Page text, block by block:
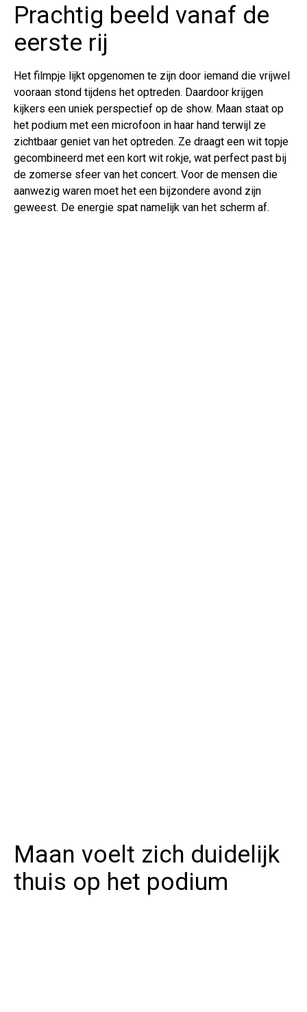
Prachtig beeld vanaf de
eerste rij
Het filmpje lijkt opgenomen te zijn door iemand die vrijwel
vooraan stond tijdens het optreden. Daardoor krijgen
kijkers een uniek perspectief op de show. Maan staat op
het podium met een microfoon in haar hand terwijl ze
zichtbaar geniet van het optreden. Ze draagt een wit topje
gecombineerd met een kort wit rokje, wat perfect past bij
de zomerse sfeer van het concert. Voor de mensen die
aanwezig waren moet het een bijzondere avond zijn
geweest. De energie spat namelijk van het scherm af.
Maan voelt zich duidelijk
thuis op het podium